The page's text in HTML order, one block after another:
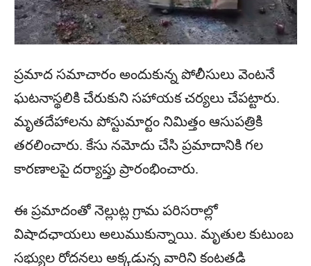
ప్రమాద సమాచారం అందుకున్న పోలీసులు వెంటనే
ఘటనాస్థలికి చేరుకుని సహాయక చర్యలు చేపట్టారు.
మృతదేహాలను పోస్టుమార్టం నిమిత్తం ఆసుపత్రికి
తరలించారు. కేసు నమోదు చేసి ప్రమాదానికి గల
కారణాలపై దర్యాప్తు ప్రారంభించారు.
ఈ ప్రమాదంతో నెల్లుట్ల గ్రామ పరిసరాల్లో
విషాదఛాయలు అలుముకున్నాయి. మృతుల కుటుంబ
సభ్యుల రోదనలు అక్కడున్న వారిని కంటతడి